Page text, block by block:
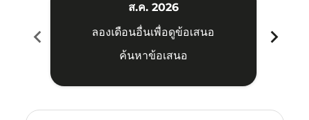
chevron_left
ส.ค. 2026
ลองเดือนอื่นเพื่อดูข้อเสนอ
ค้นหาข้อเสนอ
chevron_right